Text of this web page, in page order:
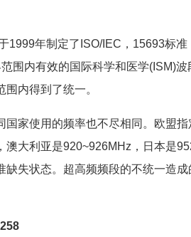
年制定了ISO/IEC，15693标准
围内有效的国际科学和医学(ISM)
内得到了统一。
家使用的频率也不尽相同。欧盟指
大利亚是920~926MHz，日本是
缺失状态。超高频频段的不统一造